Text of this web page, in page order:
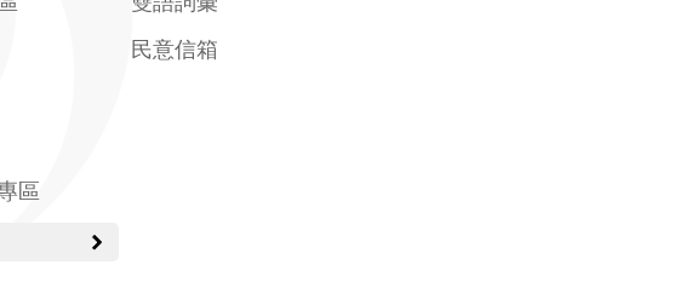
區
民意信箱